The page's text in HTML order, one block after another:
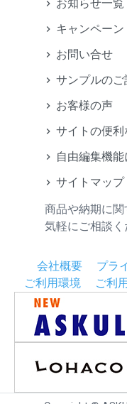
お知らせ一覧
キャンペー
お問い合せ
サンプルのご
お客様の声
サイトの便
自由編集機能
サイトマップ
商品や納期に
気軽にご相談く
会社概要 プラ
ご利用環境
ご利